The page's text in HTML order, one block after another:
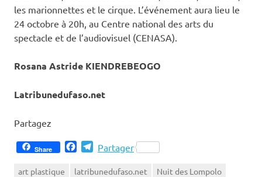
les marionnettes et le cirque. L’événement aura lieu le
24 octobre à 20h, au Centre national des arts du
spectacle et de l’audiovisuel (CENASA).
Rosana Astride KIENDREBEOGO
Latribunedufaso.net
Partagez
Share FacebookTelegram
Partager
art plastique latribunedufaso.net Nuit des Lompolo